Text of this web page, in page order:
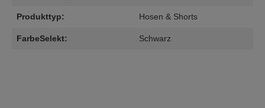
Produkttyp: Hosen & Shorts
FarbeSelekt: Schwarz